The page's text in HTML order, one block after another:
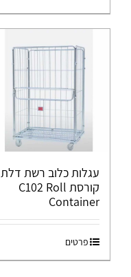
עגלות כלוב רשת דלת
קורסת C102 Roll
Container
פרטים